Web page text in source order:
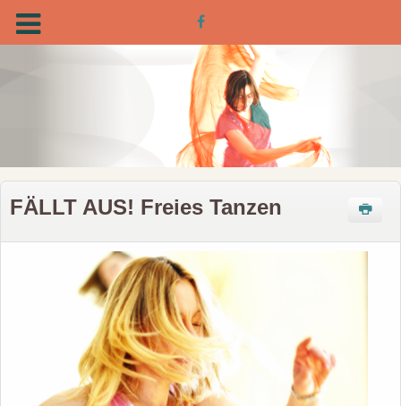
FÄLLT AUS! Freies Tanzen